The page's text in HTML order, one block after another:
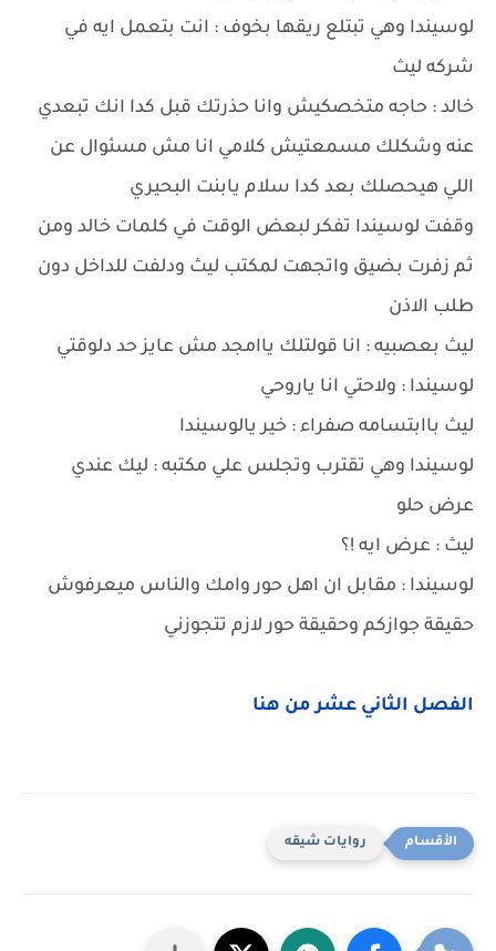
لوسيندا وهي تبتلع ريقها بخوف : انت بتعمل ايه في
شركه ليث
خالد : حاجه متخصكيش وانا حذرتك قبل كدا انك تبعدي
عنه وشكلك مسمعتيش كلامي انا مش مسئوال عن
اللي هيحصلك بعد كدا سلام يابنت البحيري
وقفت لوسيندا تفكر لبعض الوقت في كلمات خالد ومن
ثم زفرت بضيق واتجهت لمكتب ليث ودلفت للداخل دون
طلب الاذن
ليث بعصبيه : انا قولتلك ياامجد مش عايز حد دلوقتي
لوسيندا : ولاحتي انا ياروحي
ليث باابتسامه صفراء : خير يالوسيندا
لوسيندا وهي تقترب وتجلس علي مكتبه : ليك عندي
عرض حلو
ليث : عرض ايه !؟
لوسيندا : مقابل ان اهل حور وامك والناس ميعرفوش
حقيقة جوازكم وحقيقة حور لازم تتجوزني
الفصل الثاني عشر من هنا
روايات شيقه